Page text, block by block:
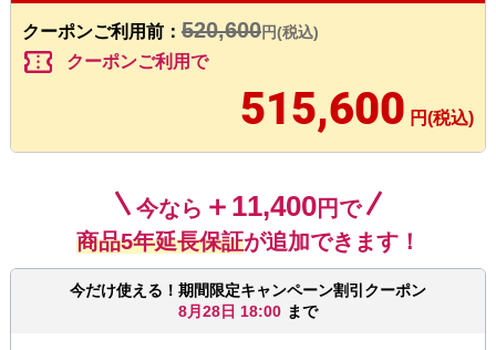
クーポンご利用前： 520,600円(税込)
confirmation_number クーポンご利用で
515,600 円(税込)
今なら ＋11,400円で
商品5年延長保証が追加できます！
今だけ使える！期間限定キャンペーン割引クーポン
8月28日 18:00 まで